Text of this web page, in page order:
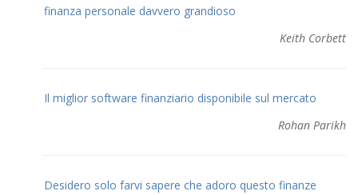
finanza personale davvero grandioso
Keith Corbett
Il miglior software finanziario disponibile sul mercato
Rohan Parikh
Desidero solo farvi sapere che adoro questo finanze